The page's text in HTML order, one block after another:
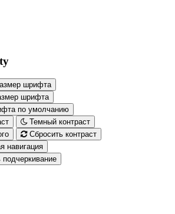
шрифта
шрифта
по умолчанию
Темный контраст
Сбросить контраст
навигация